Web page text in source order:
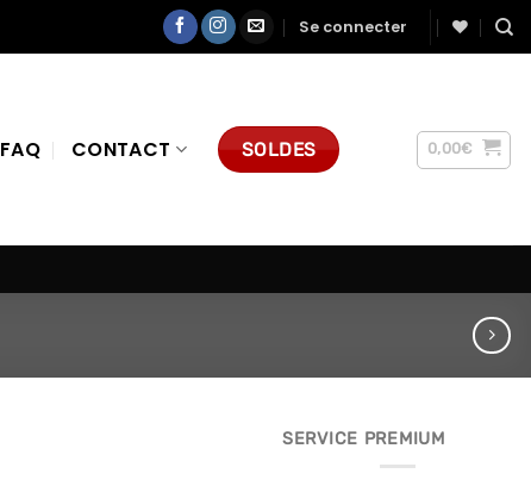
Se connecter
FAQ CONTACT SOLDES 0,00€
SERVICE PREMIUM